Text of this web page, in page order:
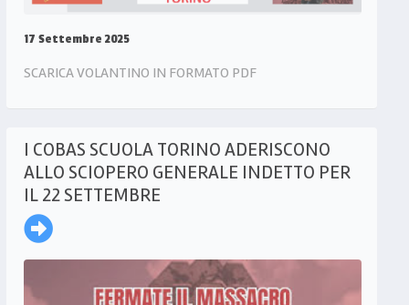
17 Settembre 2025
SCARICA VOLANTINO IN FORMATO PDF
I COBAS SCUOLA TORINO ADERISCONO
ALLO SCIOPERO GENERALE INDETTO PER
IL 22 SETTEMBRE